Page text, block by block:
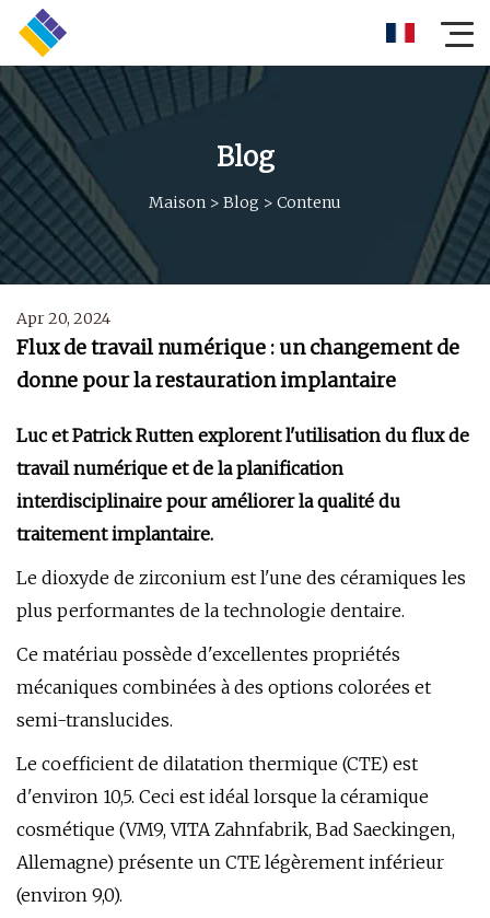
Blog
Maison > Blog > Contenu
Apr 20, 2024
Flux de travail numérique : un changement de
donne pour la restauration implantaire
Luc et Patrick Rutten explorent l'utilisation du flux de
travail numérique et de la planification
interdisciplinaire pour améliorer la qualité du
traitement implantaire.
Le dioxyde de zirconium est l'une des céramiques les
plus performantes de la technologie dentaire.
Ce matériau possède d'excellentes propriétés
mécaniques combinées à des options colorées et
semi-translucides.
Le coefficient de dilatation thermique (CTE) est
d'environ 10,5. Ceci est idéal lorsque la céramique
cosmétique (VM9, VITA Zahnfabrik, Bad Saeckingen,
Allemagne) présente un CTE légèrement inférieur
(environ 9,0).